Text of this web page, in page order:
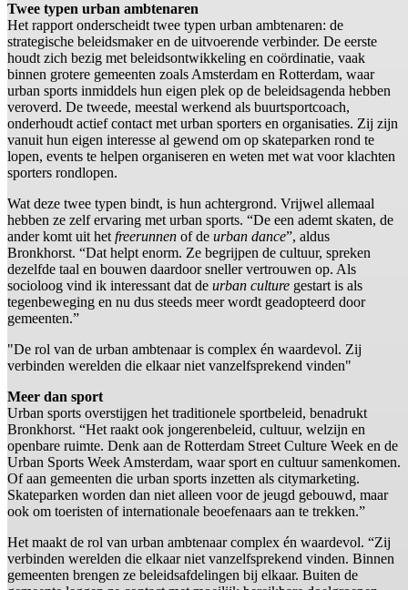
Twee typen urban ambtenaren
Het rapport onderscheidt twee typen urban ambtenaren: de
strategische beleidsmaker en de uitvoerende verbinder. De eerste
houdt zich bezig met beleidsontwikkeling en coördinatie, vaak
binnen grotere gemeenten zoals Amsterdam en Rotterdam, waar
urban sports inmiddels hun eigen plek op de beleidsagenda hebben
veroverd. De tweede, meestal werkend als buurtsportcoach,
onderhoudt actief contact met urban sporters en organisaties. Zij zijn
vanuit hun eigen interesse al gewend om op skateparken rond te
lopen, events te helpen organiseren en weten met wat voor klachten
sporters rondlopen.
Wat deze twee typen bindt, is hun achtergrond. Vrijwel allemaal
hebben ze zelf ervaring met urban sports. “De een ademt skaten, de
ander komt uit hetfreerunnen of de urban dance”, aldus
Bronkhorst. “Dat helpt enorm. Ze begrijpen de cultuur, spreken
dezelfde taal en bouwen daardoor sneller vertrouwen op. Als
socioloog vind ik interessant dat de urban culture gestart is als
tegenbeweging en nu dus steeds meer wordt geadopteerd door
gemeenten.”
"De rol van de urban ambtenaar is complex én waardevol. Zij
verbinden werelden die elkaar niet vanzelfsprekend vinden"
Meer dan sport
Urban sports overstijgen het traditionele sportbeleid, benadrukt
Bronkhorst. “Het raakt ook jongerenbeleid, cultuur, welzijn en
openbare ruimte. Denk aan de Rotterdam Street Culture Week en de
Urban Sports Week Amsterdam, waar sport en cultuur samenkomen.
Of aan gemeenten die urban sports inzetten als citymarketing.
Skateparken worden dan niet alleen voor de jeugd gebouwd, maar
ook om toeristen of internationale beoefenaars aan te trekken.”
Het maakt de rol van urban ambtenaar complex én waardevol. “Zij
verbinden werelden die elkaar niet vanzelfsprekend vinden. Binnen
gemeenten brengen ze beleidsafdelingen bij elkaar. Buiten de